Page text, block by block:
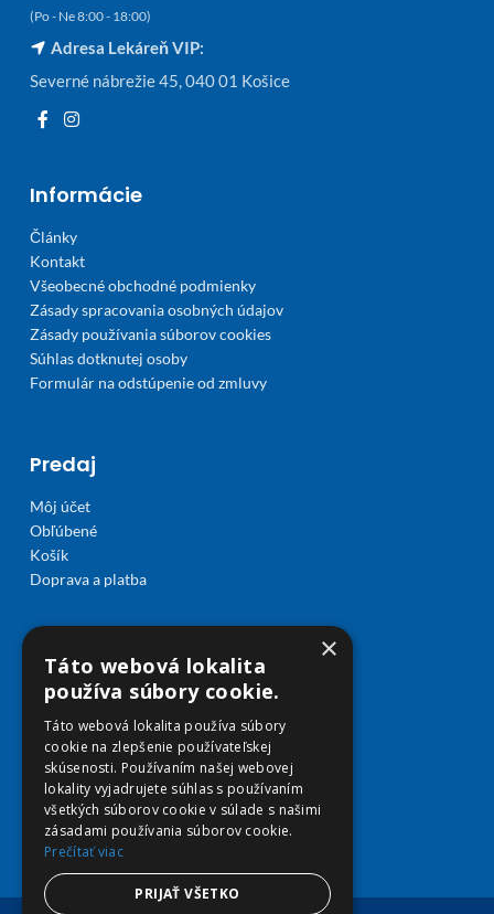
(Po - Ne 8:00 - 18:00)
Adresa Lekáreň VIP:
Severné nábrežie 45, 040 01 Košice
Informácie
Články
Kontakt
Všeobecné obchodné podmienky
Zásady spracovania osobných údajov
Zásady používania súborov cookies
Súhlas dotknutej osoby
Formulár na odstúpenie od zmluvy
Predaj
Môj účet
Obľúbené
Košík
Doprava a platba
×
Táto webová lokalita
používa súbory cookie.
Táto webová lokalita používa súbory
cookie na zlepšenie používateľskej
skúsenosti. Používaním našej webovej
lokality vyjadrujete súhlas s používaním
všetkých súborov cookie v súlade s našimi
zásadami používania súborov cookie.
Prečítať viac
PRIJAŤ VŠETKO